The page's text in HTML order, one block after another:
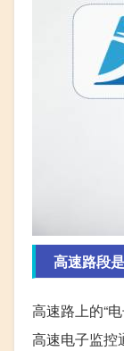
高速路段
高速路上的“
高速电子监控